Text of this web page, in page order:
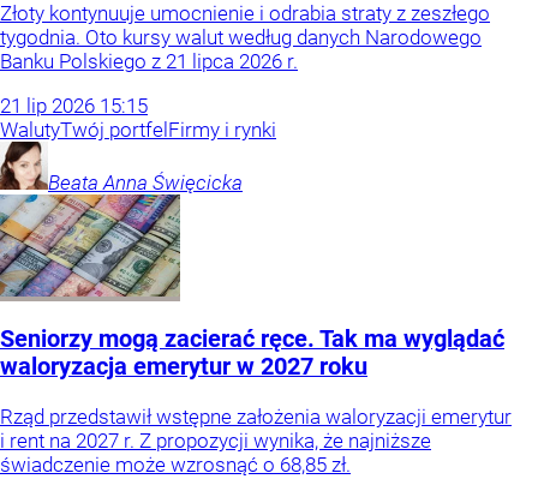
Złoty kontynuuje umocnienie i odrabia straty z zeszłego
tygodnia. Oto kursy walut według danych Narodowego
Banku Polskiego z 21 lipca 2026 r.
21 lip 2026 15:15
WalutyTwój portfel Firmy i rynki
Beata Anna Święcicka
Seniorzy mogą zacierać ręce. Tak ma wyglądać
waloryzacja emerytur w 2027 roku
Rząd przedstawił wstępne założenia waloryzacji emerytur
i rent na 2027 r. Z propozycji wynika, że najniższe
świadczenie może wzrosnąć o 68,85 zł.